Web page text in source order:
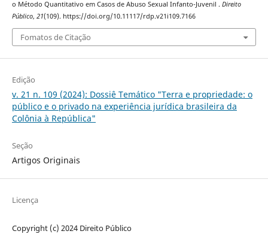
o Método Quantitativo em Casos de Abuso Sexual Infanto-Juvenil . Direito
Público, 21(109). https://doi.org/10.11117/rdp.v21i109.7166
Fomatos de Citação
Edição
v. 21 n. 109 (2024): Dossiê Temático "Terra e propriedade: o
público e o privado na experiência jurídica brasileira da
Colônia à República"
Seção
Artigos Originais
Licença
Copyright (c) 2024 Direito Público